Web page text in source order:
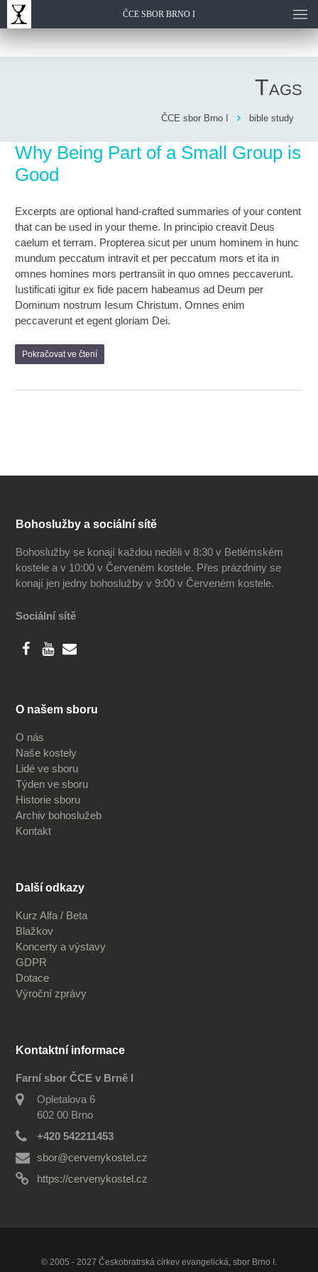
ČCE SBOR BRNO I
Tags
ČCE sbor Brno I bible study
Why Being Part of a Small Group is
Good
Excerpts are optional hand-crafted summaries of your content
that can be used in your theme. In principio creavit Deus
caelum et terram. Propterea sicut per unum hominem in hunc
mundum peccatum intravit et per peccatum mors et ita in
omnes homines mors pertransiit in quo omnes peccaverunt.
Iustificati igitur ex fide pacem habeamus ad Deum per
Dominum nostrum Iesum Christum. Omnes enim
peccaverunt et egent gloriam Dei.
Pokračovat ve čtení
Bohoslužby a sociální sítě
Bohoslužby se konají každou neděli v 8:30 v Betlémském
kostele a v 10:00 v Červeném kostele. Přes prázdniny se
konají jen jedny bohoslužby v 9:00 v Červeném kostele.
Sociální sítě
O našem sboru
O nás
Naše kostely
Lidé ve sboru
Týden ve sboru
Historie sboru
Archiv bohoslužeb
Kontakt
Další odkazy
Kurz Alfa / Beta
Blažkov
Koncerty a výstavy
GDPR
Dotace
Výroční zprávy
Kontaktní informace
Farní sbor ČCE v Brně I
Opletalova 6
602 00 Brno
+420 542211453
sbor@cervenykostel.cz
https://cervenykostel.cz
© 2005 - 2027 Českobratrská církev evangelická, sbor Brno I.